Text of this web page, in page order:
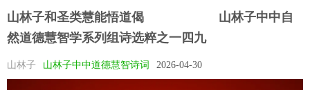
山林子和圣类慧能悟道偈 ​ ​ ​ 山林子中中自
然道德慧智学系列组诗选粹之一四九
山林子 山林子中中道德慧智诗词 2026-04-30